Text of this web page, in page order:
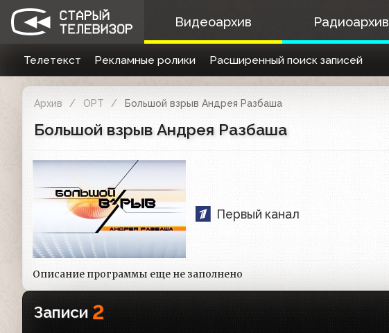
Видеоархив Радиоархив
Телетекст Рекламные ролики Расширенный поиск записей
Архив ОРТ Большой взрыв Андрея Разбаша
Большой взрыв Андрея Разбаша
Первый канал
Описание программы еще не заполнено
Записи 2